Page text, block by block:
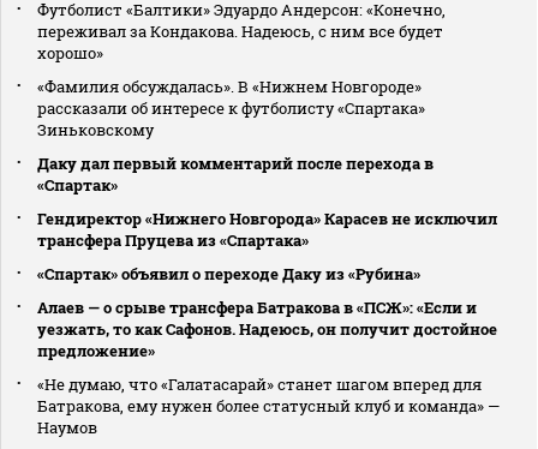
Футболист «Балтики» Эдуардо Андерсон: «Конечно,
переживал за Кондакова. Надеюсь, с ним все будет
хорошо»
«Фамилия обсуждалась». В «Нижнем Новгороде»
рассказали об интересе к футболисту «Спартака»
Зиньковскому
Даку дал первый комментарий после перехода в
«Спартак»
Гендиректор «Нижнего Новгорода» Карасев не исключил
трансфера Пруцева из «Спартака»
«Спартак» объявил о переходе Даку из «Рубина»
Алаев — о срыве трансфера Батракова в «ПСЖ»: «Если и
уезжать, то как Сафонов. Надеюсь, он получит достойное
предложение»
«Не думаю, что «Галатасарай» станет шагом вперед для
Батракова, ему нужен более статусный клуб и команда» —
Наумов